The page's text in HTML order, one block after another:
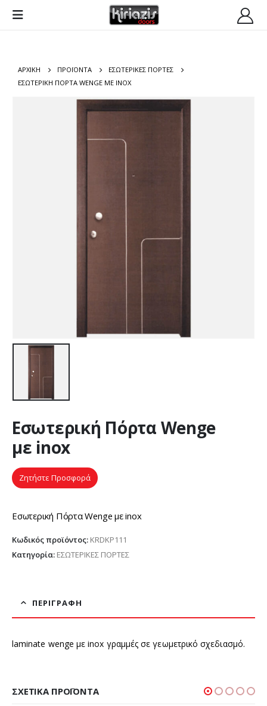
ΑΡΧΙΚΉ ΠΡΟΪΌΝΤΑ
ΕΣΩΤΕΡΙΚΕΣ ΠΟΡΤΕΣ
ΕΣΩΤΕΡΙΚΉ ΠΌΡΤΑ WENGE ΜΕ INOX
Εσωτερική Πόρτα Wenge
με inox
Ζητήστε Προσφορά
Εσωτερική Πόρτα Wenge με inox
Κωδικός προϊόντος: KRDKP111
Κατηγορία: ΕΣΩΤΕΡΙΚΕΣ ΠΟΡΤΕΣ
ΠΕΡΙΓΡΑΦΉ
laminate wenge με inox γραμμές σε γεωμετρικό σχεδιασμό.
ΣΧΕΤΙΚΆ ΠΡΟΪΌΝΤΑ